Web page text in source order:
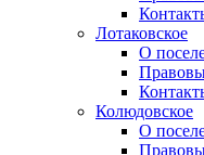
Лотаковское
О
Колюдовское
О